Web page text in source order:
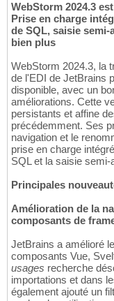
WebStorm 2024.3
Prise en charge
de SQL, saisie
bien plus
WebStorm 2024.3, la
de l'EDI de JetBrains
disponible, avec un
améliorations. Cette
persistants et affine
précédemment. Ses
navigation et le
prise en charge
SQL et la saisie
Principales
Amélioration de la
composants de
JetBrains a amélioré
composants Vue,
usages recherche
importations et dans
également ajouté un